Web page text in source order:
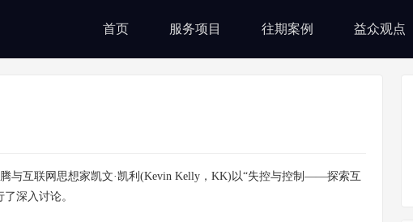
首页 服务项目 往期案例 益众观点
与互联网思想家凯文·凯利(Kevin Kelly，KK)以“失控与控制——探索互
深入讨论。